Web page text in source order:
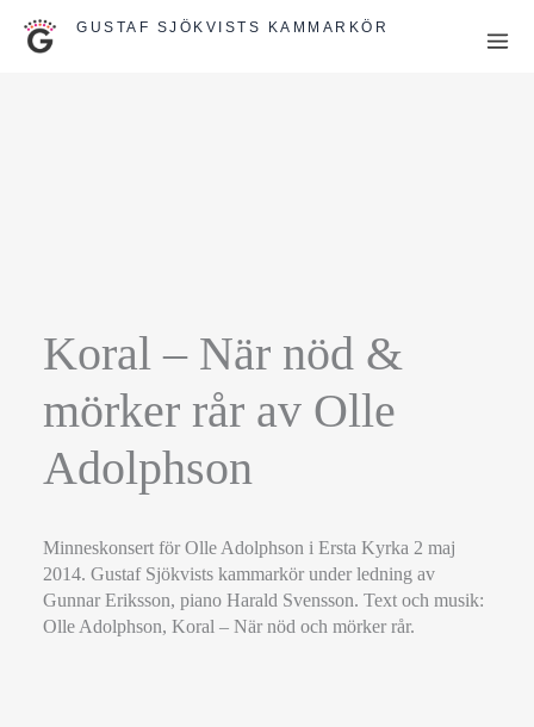
GUSTAF SJÖKVISTS KAMMARKÖR
Koral – När nöd &
mörker rår av Olle
Adolphson
Minneskonsert för Olle Adolphson i Ersta Kyrka 2 maj
2014. Gustaf Sjökvists kammarkör under ledning av
Gunnar Eriksson, piano Harald Svensson. Text och musik:
Olle Adolphson, Koral – När nöd och mörker rår.